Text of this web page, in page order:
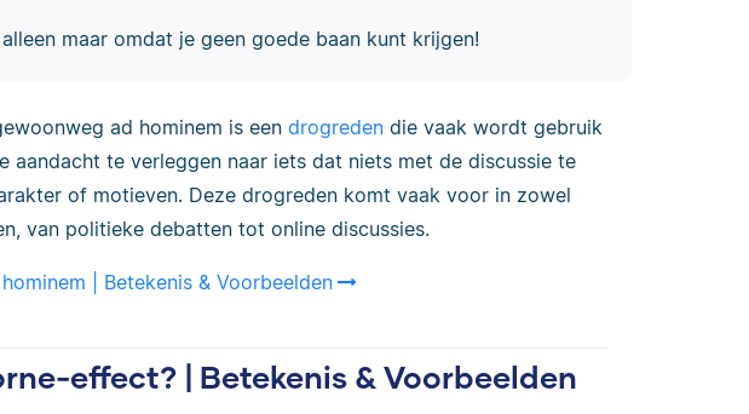
maar omdat je geen goede baan kunt krijgen!
ad hominem is een drogreden die vaak wordt gebruik
aandacht te verleggen naar iets dat niets met de discussie te
of motieven. Deze drogreden komt vaak voor in zowel
van politieke debatten tot online discussies.
| Betekenis & Voorbeelden
effect? | Betekenis & Voorbeelden